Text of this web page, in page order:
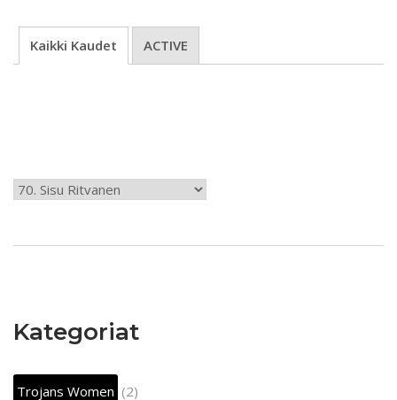
Kaikki Kaudet ACTIVE
Kategoriat
Trojans Women (2)